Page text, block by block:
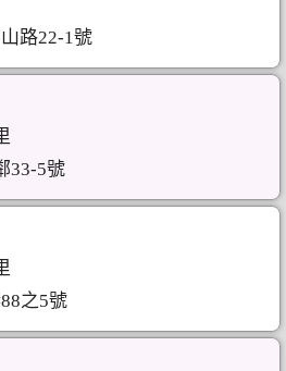
路22-1號
33-5號
之5號